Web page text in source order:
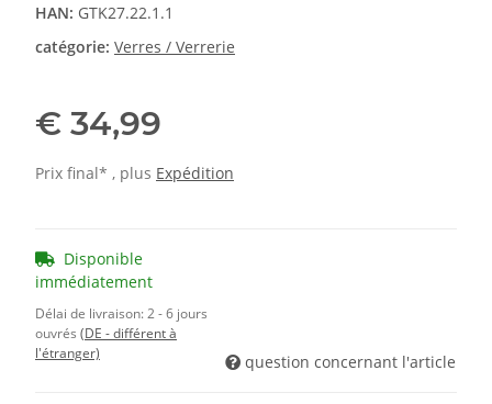
HAN: GTK27.22.1.1
catégorie: Verres / Verrerie
€ 34,99
Prix final* , plus Expédition
Disponible
immédiatement
Délai de livraison:2 - 6 jours
ouvrés (DE - différent à
l'étranger)
question concernant l'article